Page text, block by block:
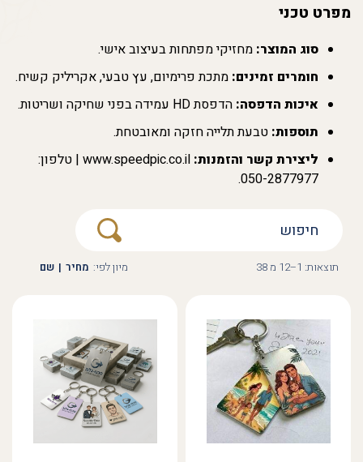
מפרט טכני
סוג המוצר: מחזיקי מפתחות בעיצוב אישי.
חומרים זמינים: מתכת פרימיום, עץ טבעי, אקריליק קשיח.
איכות הדפסה: הדפסת HD עמידה בפני שחיקה ושריטות.
תוספות: טבעת תלייה חזקה ומאובטחת.
ליצירת קשר והזמנות:
www.speedpic.co.il | טלפון:
050-2877977.
תוצאות: 1–12 מ 38 מיון לפי: מחיר | שם